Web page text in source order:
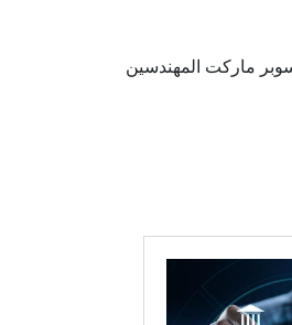
ماركت المهندسين